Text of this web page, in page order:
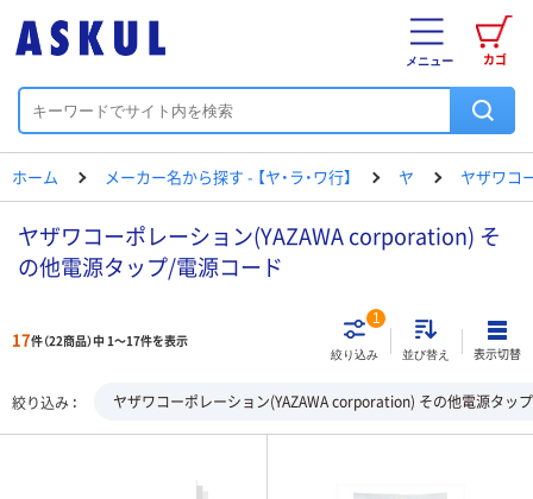
カゴ
メニュー
ホーム メーカー名から探す - 【ヤ・ラ・ワ行】 ヤ ヤザワコ
ヤザワコーポレーション(YAZAWA corporation) そ
の他電源タップ/電源コード
17件（22商品）中 1～17件を表示
絞り込み
1
並び替え 表示切替
絞り込み ヤザワコーポレーション(YAZAWA corporation) その他電源タッ